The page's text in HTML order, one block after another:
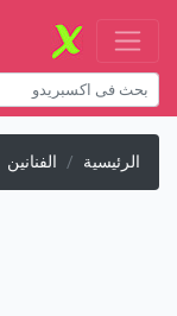
الرئيسية الفنانين